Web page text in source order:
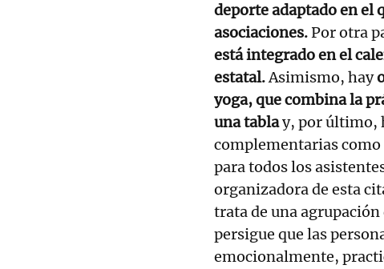
deporte adaptado en el
asociaciones.Por otra
está integrado en el
estatal.Asimismo, hay
yoga, que combina la
una tablay, por último,
complementarias
para todos los
organizadora de esta
trata de una
persigue que las
emocionalmente,